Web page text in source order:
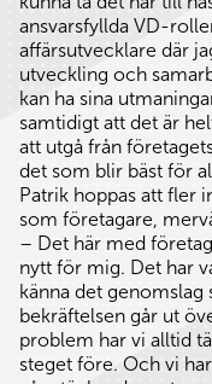
ansvarsfyllda VD-
affärsutvecklare där
utveckling och
kan ha sina
samtidigt att det är
att utgå från
det som blir bäst för
Patrik hoppas att fler
som företagare,
– Det här med
nytt för mig. Det har
känna det genomslag
bekräftelsen går ut
problem har vi alltid
steget före. Och vi